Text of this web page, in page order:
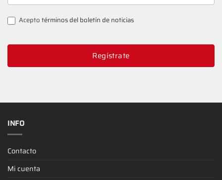
SIGNUP
Aceptotérminos del boletín de noticias
Regístrate
INFO
Contacto
Mi cuenta